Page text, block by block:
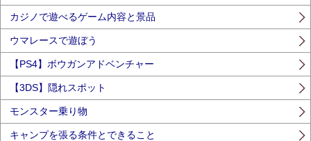
カジノで遊べるゲーム内容と景品
ウマレースで遊ぼう
【PS4】ボウガンアドベンチャー
【3DS】隠れスポット
モンスター乗り物
キャンプを張る条件とできること